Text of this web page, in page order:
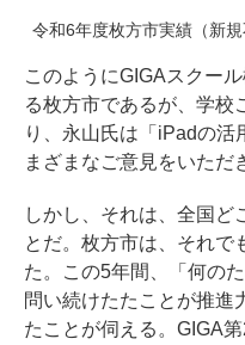
令和6年度枚方市実績（新規
このようにGIGAスクー
る枚方市であるが、学校
り、永山氏は「iPadの活
まざまなご意見をいただ
しかし、それは、全国ど
とだ。枚方市は、それで
た。この5年間、「何の
問い続けたたことが推進
たことが伺える。GIGA